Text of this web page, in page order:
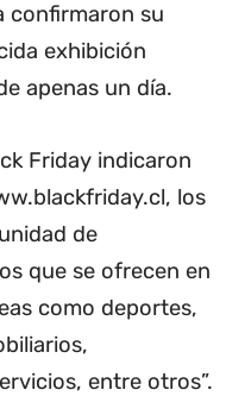
confirmaron su
exhibición
apenas un día.
Friday indicaron
los
de
que se ofrecen en
como deportes,
entre otros”.